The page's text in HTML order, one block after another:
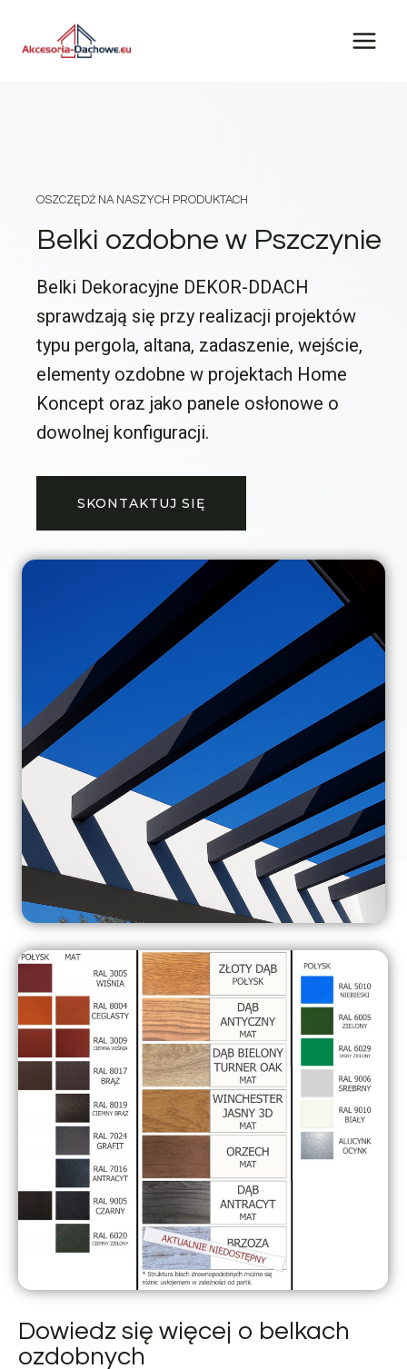
OSZCZĘDŹ NA NASZYCH PRODUKTACH
Belki ozdobne w Pszczynie
Belki Dekoracyjne DEKOR-DDACH
sprawdzają się przy realizacji projektów
typu pergola, altana, zadaszenie, wejście,
elementy ozdobne w projektach Home
Koncept oraz jako panele osłonowe o
dowolnej konfiguracji.
SKONTAKTUJ SIĘ
Dowiedz się więcej o belkach
ozdobnych